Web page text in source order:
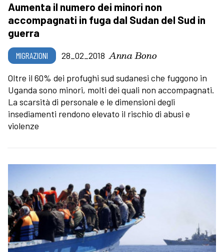
Aumenta il numero dei minori non
accompagnati in fuga dal Sudan del Sud in
guerra
MIGRAZIONI 28_02_2018 Anna Bono
Oltre il 60% dei profughi sud sudanesi che fuggono in
Uganda sono minori, molti dei quali non accompagnati.
La scarsità di personale e le dimensioni degli
insediamenti rendono elevato il rischio di abusi e
violenze